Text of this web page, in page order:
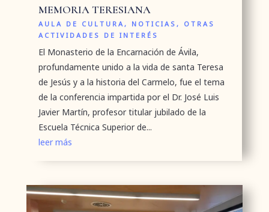
MEMORIA TERESIANA
AULA DE CULTURA, NOTICIAS, OTRAS
ACTIVIDADES DE INTERÉS
El Monasterio de la Encarnación de Ávila,
profundamente unido a la vida de santa Teresa
de Jesús y a la historia del Carmelo, fue el tema
de la conferencia impartida por el Dr. José Luis
Javier Martín, profesor titular jubilado de la
Escuela Técnica Superior de...
leer más